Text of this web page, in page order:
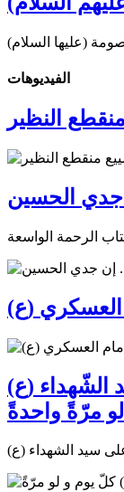
(عليها السلام)
الفیدیوهات
النظير
الرحمة الواسعة
العسكري (ع)
الشّهداء (ع)
مرّةً واحدةً
على سيد الشهداء (ع)